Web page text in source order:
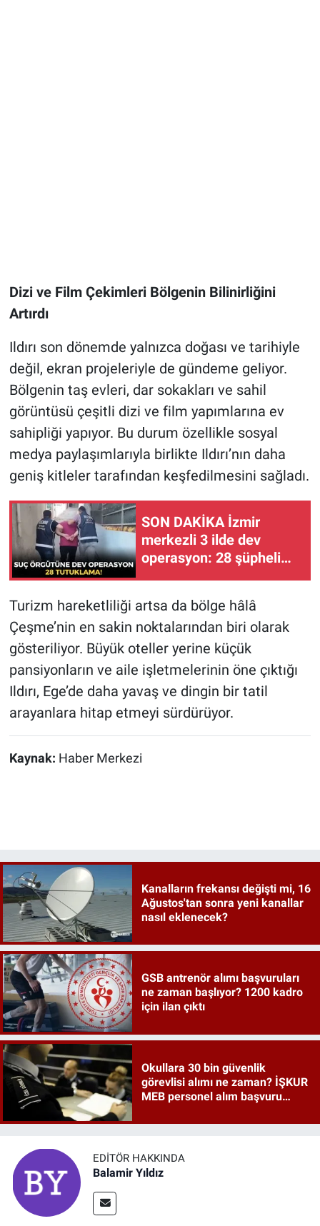
Dizi ve Film Çekimleri Bölgenin Bilinirliğini
Artırdı
Ildırı son dönemde yalnızca doğası ve tarihiyle
değil, ekran projeleriyle de gündeme geliyor.
Bölgenin taş evleri, dar sokakları ve sahil
görüntüsü çeşitli dizi ve film yapımlarına ev
sahipliği yapıyor. Bu durum özellikle sosyal
medya paylaşımlarıyla birlikte Ildırı’nın daha
geniş kitleler tarafından keşfedilmesini sağladı.
SON DAKİKA İzmir
merkezli 3 ilde dev
operasyon: 28 şüpheli
Turizm hareketliliği artsa da bölge hâlâ
Çeşme’nin en sakin noktalarından biri olarak
gösteriliyor. Büyük oteller yerine küçük
pansiyonların ve aile işletmelerinin öne çıktığı
Ildırı, Ege’de daha yavaş ve dingin bir tatil
arayanlara hitap etmeyi sürdürüyor.
Kaynak: Haber Merkezi
Kanalların frekansı değişti mi, 16
Ağustos'tan sonra yeni kanallar
nasıl eklenecek?
GSB antrenör alımı başvuruları
ne zaman başlıyor? 1200 kadro
için ilan çıktı
Okullara 30 bin güvenlik
görevlisi alımı ne zaman? İŞKUR
MEB personel alım başvuru
EDITÖR HAKKINDA
Balamir Yıldız